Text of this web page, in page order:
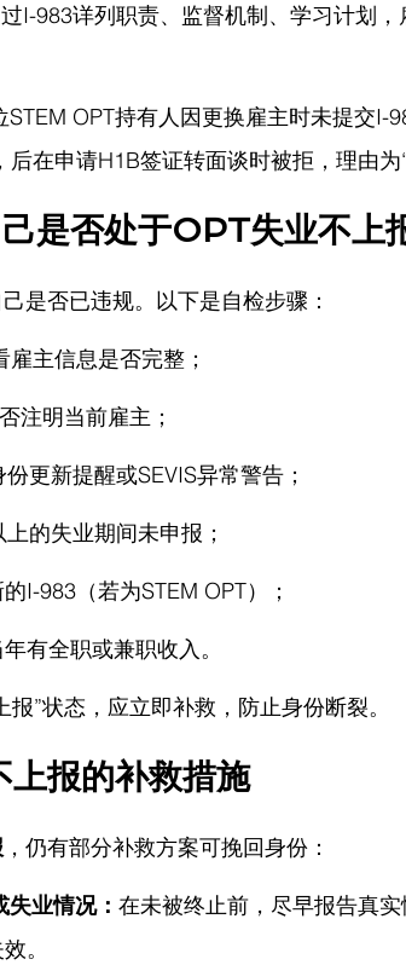
I-983详列职责、监督机制、学习计划
STEM OPT持有人因更换雇主时未提交I-
后在申请H1B签证转面谈时被拒，理由为
是否处于OPT失业不上
是否已违规。以下是自检步骤：
雇主信息是否完整；
注明当前雇主；
更新提醒或SEVIS异常警告；
的失业期间未申报；
I-983（若为STEM OPT）；
有全职或兼职收入。
”状态，应立即补救，防止身份断裂。
报的补救措施
，仍有部分补救方案可挽回身份：
业情况： 在未被终止前，尽早报告真
。